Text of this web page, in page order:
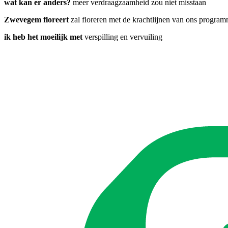
wat kan er anders? meer verdraagzaamheid zou niet misstaan
Zwevegem floreertzal floreren met de krachtlijnen van ons
ik heb het moeilijk metverspilling en vervuiling